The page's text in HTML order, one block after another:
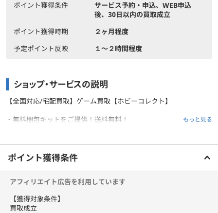
ポイント獲得条件
サービス予約・申込、WEB申込
後、30日以内の買取成立
ポイント獲得時期
２ヶ月程度
予定ポイント反映
１〜２時間程度
ショップ・サービスの説明
【全国対応/宅配買取】ゲーム買取【ホビーコレクト】
・無料梱包キットをご提供！送料無料！
・専任の鑑定士が丁寧査定！
・大量のお品物もご自宅まで引き取りに伺います！
ム、最新ゲームまで
ゲームと名の付くお品物であれば何でも査定いたします！
もっと見る
ご利用前に必ずお読みください
ポイント獲得条件
アフィリエイト広告を利用しています
【獲得対象条件】
買取成立